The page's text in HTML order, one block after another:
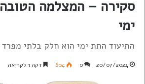
סקירה – המצלמה
ימי
התיעוד התת ימי הוא חלק בלתי מפרד
20/07/2024
0
604 דקה 1 לקריאה